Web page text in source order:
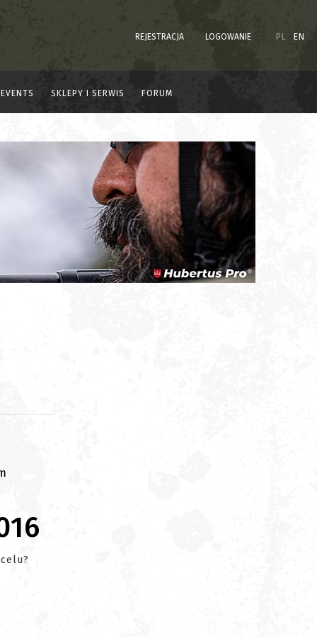
REJESTRACJA LOGOWANIE PL EN
EVENTS SKLEPY I SERWIS FORUM